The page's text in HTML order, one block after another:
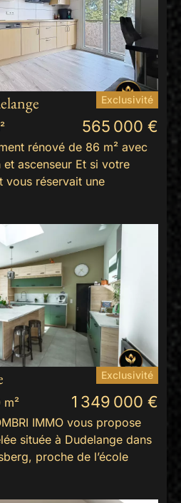
Exclusivité
565 000 €
rénové de 86 m² avec
ascenseur Et si votre
vous réservait une
Exclusivité
m² 1 349 000 €
IMMO vous propose
située à Dudelange dans
proche de l’école